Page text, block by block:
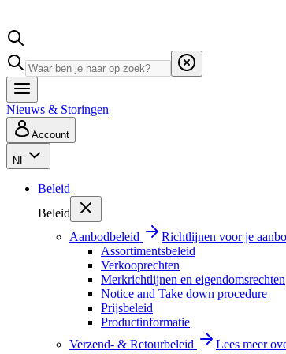
Nieuws & Storingen
Account
NL
Beleid
Beleid
Aanbodbeleid
Richtlijnen voor je
Assortimentsbeleid
Verkooprechten
Merkrichtlijnen en eigendomsrechten
Notice and Take down procedure
Prijsbeleid
Productinformatie
Verzend- & Retourbeleid
Lees meer